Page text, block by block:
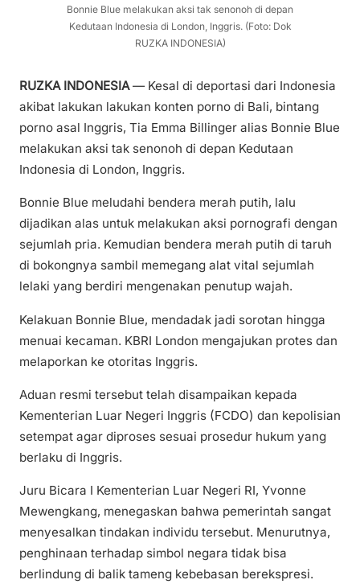
Bonnie Blue melakukan aksi tak senonoh di depan
Kedutaan Indonesia di London, Inggris. (Foto: Dok
RUZKA INDONESIA)
RUZKA INDONESIA— Kesal di deportasi dari Indonesia
akibat lakukan lakukan konten porno di Bali, bintang
porno asal Inggris, Tia Emma Billinger alias Bonnie Blue
melakukan aksi tak senonoh di depan Kedutaan
Indonesia di London, Inggris.
Bonnie Blue meludahi bendera merah putih, lalu
dijadikan alas untuk melakukan aksi pornografi dengan
sejumlah pria. Kemudian bendera merah putih di taruh
di bokongnya sambil memegang alat vital sejumlah
lelaki yang berdiri mengenakan penutup wajah.
Kelakuan Bonnie Blue, mendadak jadi sorotan hingga
menuai kecaman. KBRI London mengajukan protes dan
melaporkan ke otoritas Inggris.
Aduan resmi tersebut telah disampaikan kepada
Kementerian Luar Negeri Inggris (FCDO) dan kepolisian
setempat agar diproses sesuai prosedur hukum yang
berlaku di Inggris.
Juru Bicara I Kementerian Luar Negeri RI, Yvonne
Mewengkang, menegaskan bahwa pemerintah sangat
menyesalkan tindakan individu tersebut. Menurutnya,
penghinaan terhadap simbol negara tidak bisa
berlindung di balik tameng kebebasan berekspresi.